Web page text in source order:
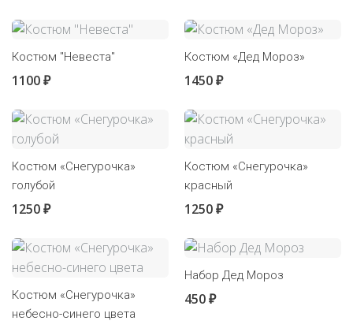
Костюм "Невеста"
1100 ₽
Костюм «Дед Мороз»
1450 ₽
Костюм «Снегурочка»
голубой
1250 ₽
Костюм «Снегурочка»
красный
1250 ₽
Костюм «Снегурочка»
небесно-синего цвета
Набор Дед Мороз
450 ₽